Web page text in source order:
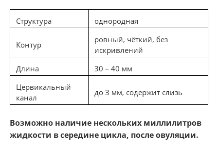
Структура однородная
Контур
ровный, чёткий, без
искривлений
Длина
30 – 40 мм
Цервикальный
канал
до 3 мм, содержит слизь
Возможно наличие нескольких миллилитров
жидкости в середине цикла, после овуляции.